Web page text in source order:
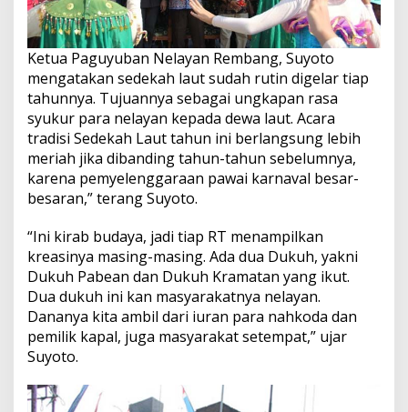
Ketua Paguyuban Nelayan Rembang, Suyoto
mengatakan sedekah laut sudah rutin digelar tiap
tahunnya. Tujuannya sebagai ungkapan rasa
syukur para nelayan kepada dewa laut. Acara
tradisi Sedekah Laut tahun ini berlangsung lebih
meriah jika dibanding tahun-tahun sebelumnya,
karena pemyelenggaraan pawai karnaval besar-
besaran,” terang Suyoto.
“Ini kirab budaya, jadi tiap RT menampilkan
kreasinya masing-masing. Ada dua Dukuh, yakni
Dukuh Pabean dan Dukuh Kramatan yang ikut.
Dua dukuh ini kan masyarakatnya nelayan.
Dananya kita ambil dari iuran para nahkoda dan
pemilik kapal, juga masyarakat setempat,” ujar
Suyoto.